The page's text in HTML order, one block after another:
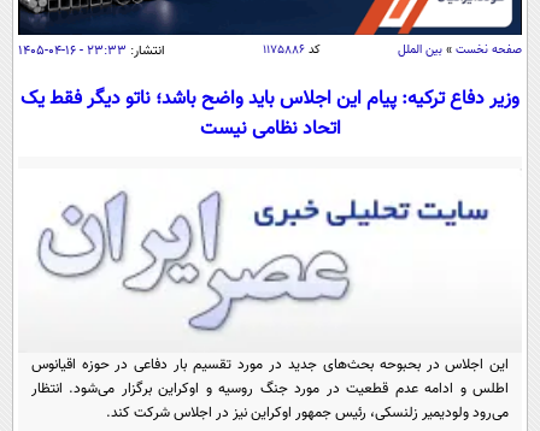
اقتصاد
اقتصادی
خودرو
جامعه
اجتماعی
سلامت
یک برش دانایی
محیط زیست
ورزشی
سیاست خارجی
فرهنگ و هنر
علم و دانش
فناوری و It
اخبار کریپتو
قرآن
سرگرمی
باشگاه مغز
فیلم
اقتصاد
عصر ایران 2
صفحه نخست » بین الملل کد۱۱۷۵۸۸۶ انتشار: ۲۳:۳۳ - ۱۶-۰۴-۱۴۰۵
وزیر دفاع ترکیه: پیام این اجلاس باید واضح باشد؛ ناتو دیگر فقط یک
اتحاد نظامی نیست
این اجلاس در بحبوحه بحث‌های جدید در مورد تقسیم بار دفاعی در حوزه اقیانوس
اطلس و ادامه عدم قطعیت در مورد جنگ روسیه و اوکراین برگزار می‌شود. انتظار
می‌رود ولودیمیر زلنسکی، رئیس جمهور اوکراین نیز در اجلاس شرکت کند.